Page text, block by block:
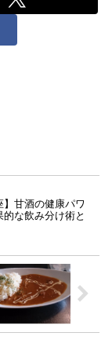
】甘酒の健康パワ
な飲み分け術と